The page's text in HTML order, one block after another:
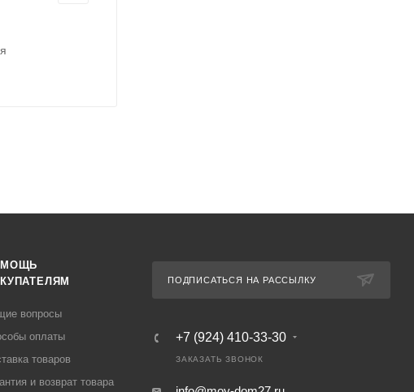
вопросы
оплаты
товаров
и возврат товара
ПОДПИСАТЬСЯ НА РАССЫЛКУ
+7 (924) 410-33-30
ЗАКАЗАТЬ ЗВОНОК